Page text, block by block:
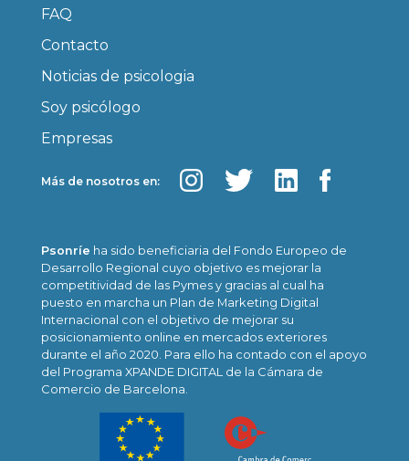
FAQ
Contacto
Noticias de psicologia
Soy psicólogo
Empresas
Más de nosotros en:
Psonríe ha sido beneficiaria del Fondo Europeo de
Desarrollo Regional cuyo objetivo es mejorar la
competitividad de las Pymes y gracias al cual ha
puesto en marcha un Plan de Marketing Digital
Internacional con el objetivo de mejorar su
posicionamiento online en mercados exteriores
durante el año 2020. Para ello ha contado con el apoyo
del Programa XPANDE DIGITAL de la Cámara de
Comercio de Barcelona.